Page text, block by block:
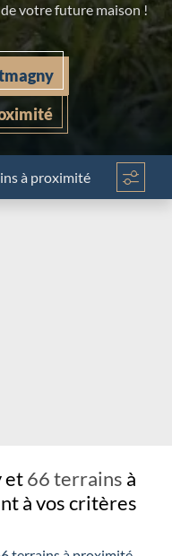
votre future maison !
à proximité
et66 terrains à
à vos critères